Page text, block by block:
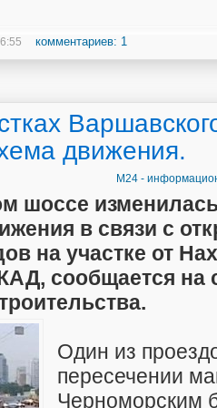
комментариев: 1
движения.
М24 -
шоссе
в связи с
на участке от
сообщается на
Один из
пересечении
Черноморским